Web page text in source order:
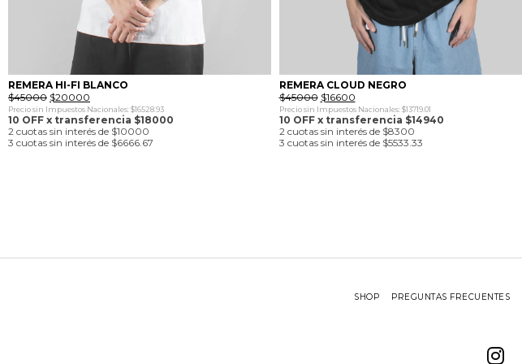
REMERA HI-FI BLANCO
$45000 El
precio
original
era:
$45000.
$20000
precio
actual
es:
$20000.
Precio sin Impuestos Nacionales: $16528.93
10 OFF x transferencia $18000
2 cuotas sin interés de $10000
3 cuotas sin interés de $6666.67
REMERA CLOUD NEGRO
$45000 El
precio
original
era:
$45000.
$16600El
precio
actual
es:
$16600.
Precio sin Impuestos Nacionales: $13719.01
10 OFF x transferencia $14940
2 cuotas sin interés de $8300
3 cuotas sin interés de $5533.33
SHOP PREGUNTAS FRECUENTES